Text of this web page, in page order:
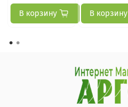
В корзину В корзину